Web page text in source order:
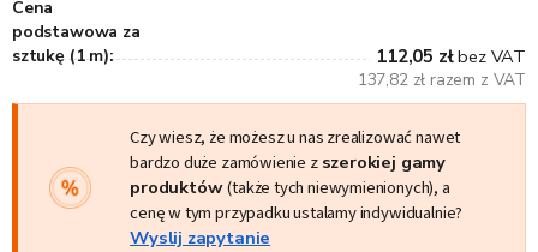
Cena
podstawowa za
sztukę (1 m):
112,05 złbez VAT
137,82 zł razem z VAT
Czy wiesz, że możesz u nas zrealizować nawet
bardzo duże zamówienie z szerokiej gamy
produktów(także tych niewymienionych), a
cenę w tym przypadku ustalamy indywidualnie?
Wyslij zapytanie